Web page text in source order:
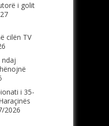
i golit
cilën TV
ndaj
i 35-
2026